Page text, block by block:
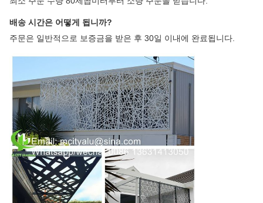
배송 시간은 어떻게 됩니까?
주문은 일반적으로 보증금을 받은 후 30일 이내에 완료됩니다.